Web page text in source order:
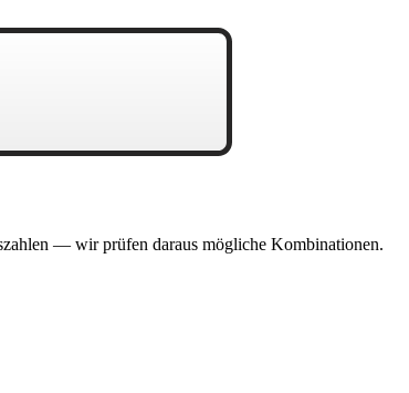
— wir prüfen daraus mögliche Kombinationen.